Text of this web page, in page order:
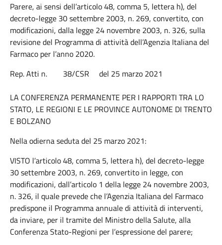
Parere, ai sensi dell’articolo 48, comma 5, lettera h), del
decreto-legge 30 settembre 2003, n. 269, convertito, con
modificazioni, dalla legge 24 novembre 2003, n. 326, sulla
revisione del Programma di attività dell’Agenzia Italiana del
Farmaco per l’anno 2020.
Rep. Atti n. 38/CSR del 25 marzo 2021
LA CONFERENZA PERMANENTE PER I RAPPORTI TRA LO
STATO, LE REGIONI E LE PROVINCE AUTONOME DI TRENTO
E BOLZANO
Nella odierna seduta del 25 marzo 2021:
VISTO l’articolo 48, comma 5, lettera h), del decreto-legge
30 settembre 2003, n. 269, convertito in legge, con
modificazioni, dall’articolo 1 della legge 24 novembre 2003,
n. 326, il quale prevede che l’Agenzia Italiana del Farmaco
predispone il Programma annuale di attività di interventi,
da inviare, per il tramite del Ministro della Salute, alla
Conferenza Stato-Regioni per l’espressione del parere;